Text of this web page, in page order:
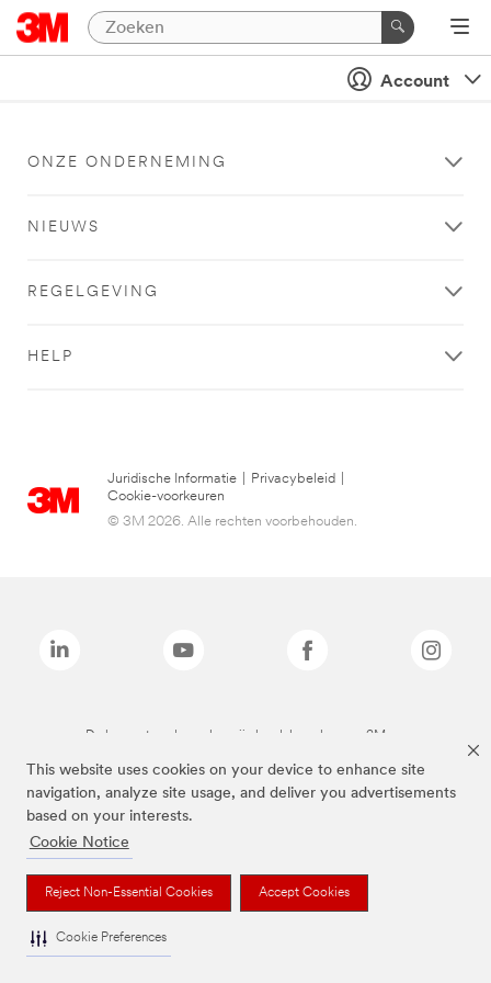
This website uses cookies on your device to enhance site
navigation, analyze site usage, and deliver you advertisements
based on your interests.
Cookie Notice
Reject Non-Essential Cookies Accept Cookies
Cookie Preferences
Account
ONZE ONDERNEMING
NIEUWS
REGELGEVING
HELP
Juridische Informatie Privacybeleid
Cookie-voorkeuren
© 3M 2026. Alle rechten voorbehouden.
De bovenstaande merken zijn handelsmerken van 3M.we